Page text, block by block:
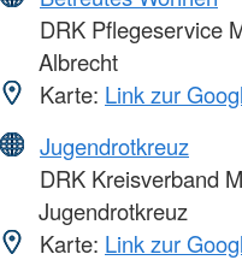
DRK Pflegeservice
Albrecht
Karte: Link zur
Jugendrotkreuz
DRK Kreisverband
Jugendrotkreuz
Karte: Link zur